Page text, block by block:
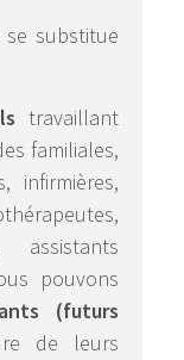
substitue
travaillant
familiales,
infirmières,
assistants
pouvons
(futurs
de leurs